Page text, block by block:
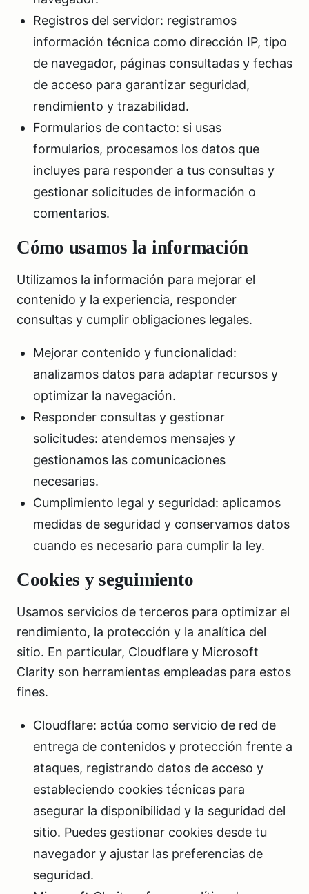
Registros del servidor: registramos
información técnica como dirección IP, tipo
de navegador, páginas consultadas y fechas
de acceso para garantizar seguridad,
rendimiento y trazabilidad.
Formularios de contacto: si usas
formularios, procesamos los datos que
incluyes para responder a tus consultas y
gestionar solicitudes de información o
comentarios.
Cómo usamos la información
Utilizamos la información para mejorar el
contenido y la experiencia, responder
consultas y cumplir obligaciones legales.
Mejorar contenido y funcionalidad:
analizamos datos para adaptar recursos y
optimizar la navegación.
Responder consultas y gestionar
solicitudes: atendemos mensajes y
gestionamos las comunicaciones
necesarias.
Cumplimiento legal y seguridad: aplicamos
medidas de seguridad y conservamos datos
cuando es necesario para cumplir la ley.
Cookies y seguimiento
Usamos servicios de terceros para optimizar el
rendimiento, la protección y la analítica del
sitio. En particular, Cloudflare y Microsoft
Clarity son herramientas empleadas para estos
fines.
Cloudflare: actúa como servicio de red de
entrega de contenidos y protección frente a
ataques, registrando datos de acceso y
estableciendo cookies técnicas para
asegurar la disponibilidad y la seguridad del
sitio. Puedes gestionar cookies desde tu
navegador y ajustar las preferencias de
seguridad.